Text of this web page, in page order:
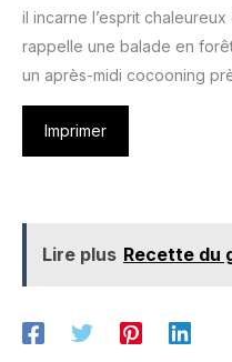
il incarne l’esprit
rappelle une balade en
un après-midi cocooning
Imprimer
Lire plus Recette du